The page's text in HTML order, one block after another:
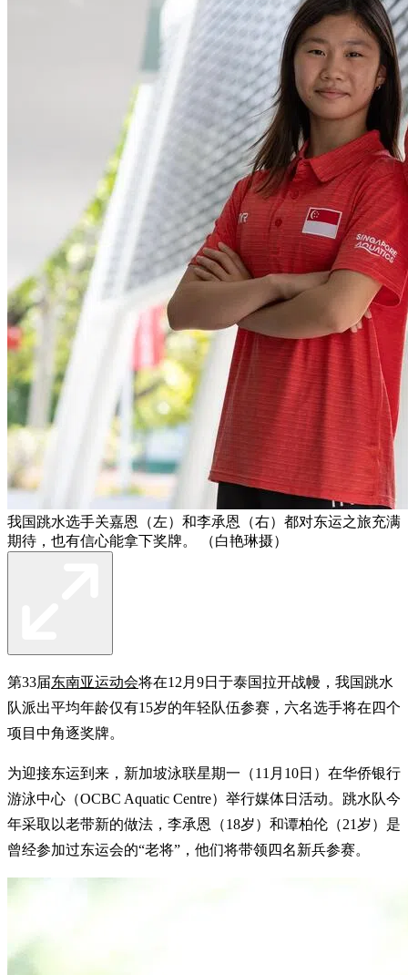
我国跳水选手关嘉恩（左）和李承恩（右）都对东运之旅充满
期待，也有信心能拿下奖牌。 （白艳琳摄）
第33届东南亚运动会将在12月9日于泰国拉开战幔，我国跳水
队派出平均年龄仅有15岁的年轻队伍参赛，六名选手将在四个
项目中角逐奖牌。
为迎接东运到来，新加坡泳联星期一（11月10日）在华侨银行
游泳中心（OCBC Aquatic Centre）举行媒体日活动。跳水队今
年采取以老带新的做法，李承恩（18岁）和谭柏伦（21岁）是
曾经参加过东运会的“老将”，他们将带领四名新兵参赛。